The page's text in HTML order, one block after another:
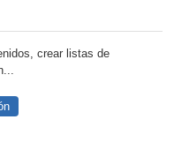
crear listas de